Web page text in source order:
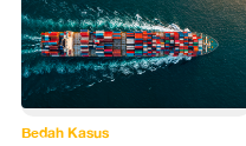
Bedah Kasus